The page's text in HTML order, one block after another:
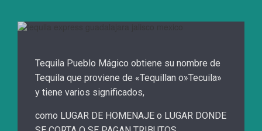
Tequila Pueblo Mágico obtiene su nombre de
Tequila que proviene de «Tequillan o»Tecuila»
y tiene varios significados,
como LUGAR DE HOMENAJE o LUGAR DONDE